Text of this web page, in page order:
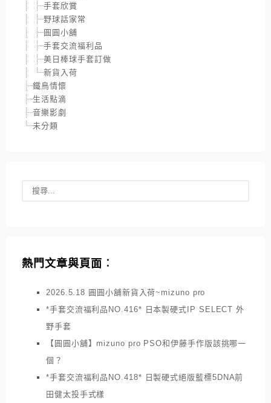
手套欣賞
野球話家常
圓圓小舖
手套交流福利品
美日棒球手套訂做
新貨入荷
鐵鳥情懷
生活點滴
音樂影劇
未分類
熱門文章與頁面︰
2026.5.18 圓圓小舖新貨入荷~mizuno pro
*手套交流福利品NO.416* 日本製硬式IP SELECT 外
野手套
【圓圓小舖】mizuno pro PSO和伊藤手作版該挑哪一
個？
*手套交流福利品NO.418* 日製硬式絕版藍標5DNA前
田健太投手式樣